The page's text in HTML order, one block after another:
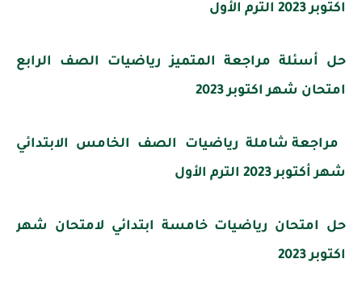
اكتوبر 2023 الترم الأول
حل أسئلة مراجعة المتميز رياضيات الصف الرابع
امتحان شهر اكتوبر 2023
مراجعة شاملة رياضيات الصف الخامس الابتدائي
شهر أكتوبر 2023 الترم الأول
حل امتحان رياضيات خامسة ابتدائي لامتحان شهر
اكتوبر 2023